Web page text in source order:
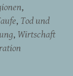
Tod und
Wirtschaft